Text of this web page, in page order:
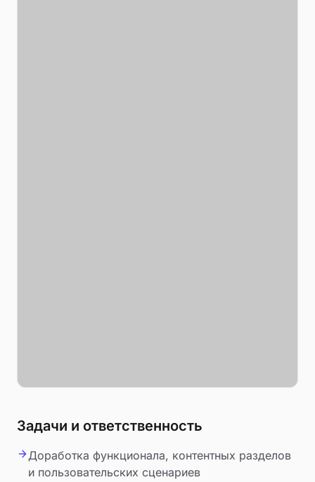
Задачи и ответственность
Доработка функционала, контентных разделов
и пользовательских сценариев